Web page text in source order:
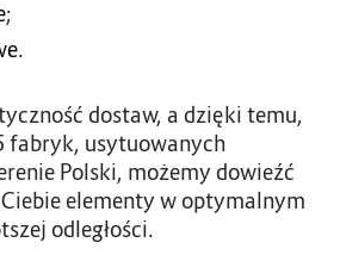
;
.
dostaw, a dzięki temu,
fabryk, usytuowanych
Polski, możemy dowieźć
elementy w optymalnym
odległości.